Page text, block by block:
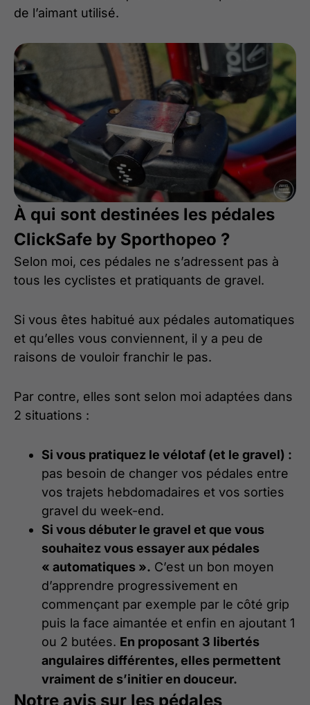
de l’aimant utilisé.
À qui sont destinées les pédales
ClickSafe by Sporthopeo ?
Selon moi, ces pédales ne s’adressent pas à
tous les cyclistes et pratiquants de gravel.
Si vous êtes habitué aux pédales automatiques
et qu’elles vous conviennent, il y a peu de
raisons de vouloir franchir le pas.
Par contre, elles sont selon moi adaptées dans
2 situations :
Si vous pratiquez le vélotaf (et le gravel) :
pas besoin de changer vos pédales entre
vos trajets hebdomadaires et vos sorties
gravel du week-end.
Si vous débuter le gravel et que vous
souhaitez vous essayer aux pédales
« automatiques ». C’est un bon moyen
d’apprendre progressivement en
commençant par exemple par le côté grip
puis la face aimantée et enfin en ajoutant 1
ou 2 butées. En proposant 3 libertés
angulaires différentes, elles permettent
vraiment de s’initier en douceur.
Notre avis sur les pédales